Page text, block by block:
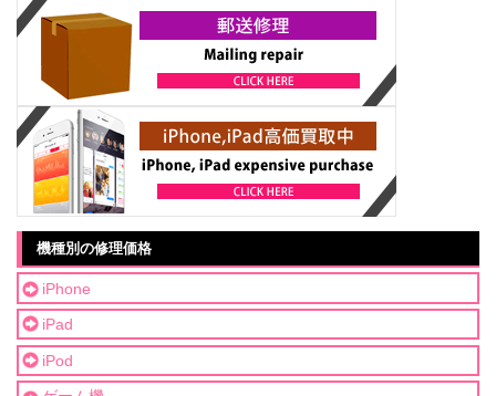
機種別の修理価格
iPhone
iPad
iPod